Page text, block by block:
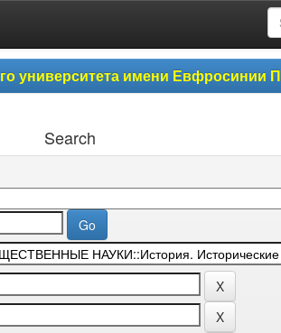
университета имени Евфросинии
Search